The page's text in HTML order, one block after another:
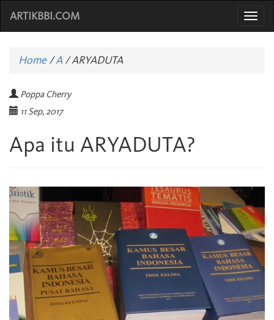
ARTIKBBI.COM
Home/A /ARYADUTA
Poppa Cherry
11 Sep, 2017
Apa itu ARYADUTA?